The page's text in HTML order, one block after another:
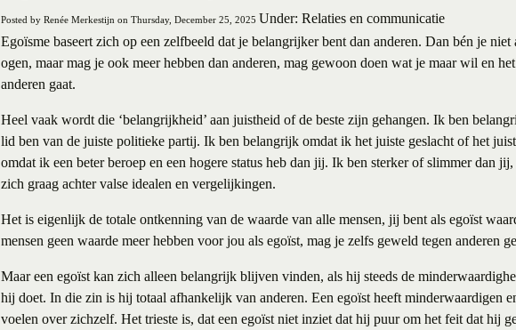
Posted by Renée Merkestijn on Thursday, December 25, 2025 Under: Relaties en communicatie
Egoïsme baseert zich op een zelfbeeld dat je belangrijker bent dan anderen. Dan bén je niet
ogen, maar mag je ook meer hebben dan anderen, mag gewoon doen wat je maar wil en
anderen gaat.
Heel vaak wordt die ‘belangrijkheid’ aan juistheid of de beste zijn gehangen. Ik ben
lid ben van de juiste politieke partij. Ik ben belangrijk omdat ik het juiste geslacht of het
omdat ik een beter beroep en een hogere status heb dan jij. Ik ben sterker of slimmer dan
zich graag achter valse idealen en vergelijkingen.
Het is eigenlijk de totale ontkenning van de waarde van alle mensen, jij bent als egoïst
mensen geen waarde meer hebben voor jou als egoïst, mag je zelfs geweld tegen anderen
Maar een egoïst kan zich alleen belangrijk blijven vinden, als hij steeds de
hij doet. In die zin is hij totaal afhankelijk van anderen. Een egoïst heeft minderwaardigen
voelen over zichzelf. Het trieste is, dat een egoïst niet inziet dat hij puur om het feit dat hij